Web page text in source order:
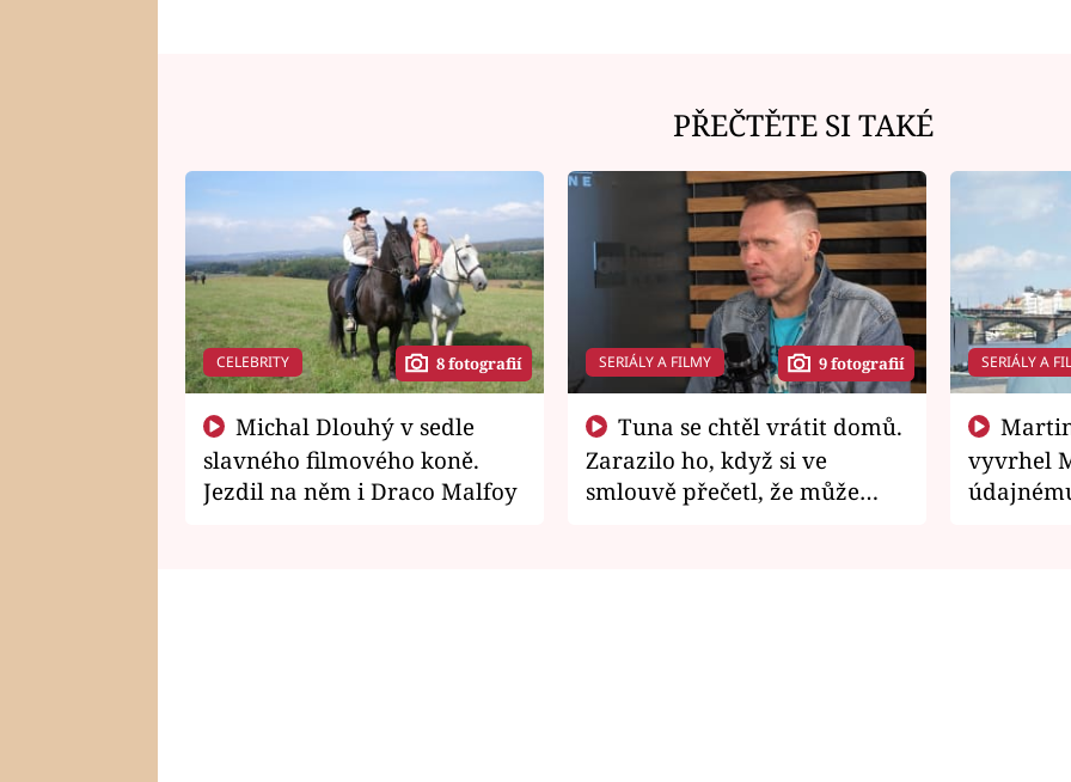
PŘEČTĚTE SI TAKÉ
CELEBRITY 8 fotografií
slavného filmového koně.
Jezdil na něm i Draco Malfoy
SERIÁLY A FILMY 9 fotografií
Zarazilo ho, když si ve
smlouvě přečetl, že může
SERIÁLY A
vyvrhel